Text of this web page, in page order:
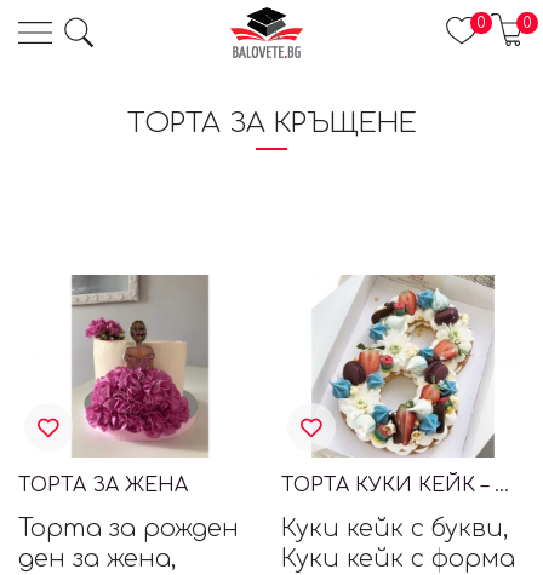
0 0
ТОРТА ЗА КРЪЩЕНЕ
ТОРТА ЗА ЖЕНА
Торта за рожден
ден за жена,
ТОРТА КУКИ КЕЙК – ЦИФРА 8
Куки кейк с букви,
Куки кейк с форма